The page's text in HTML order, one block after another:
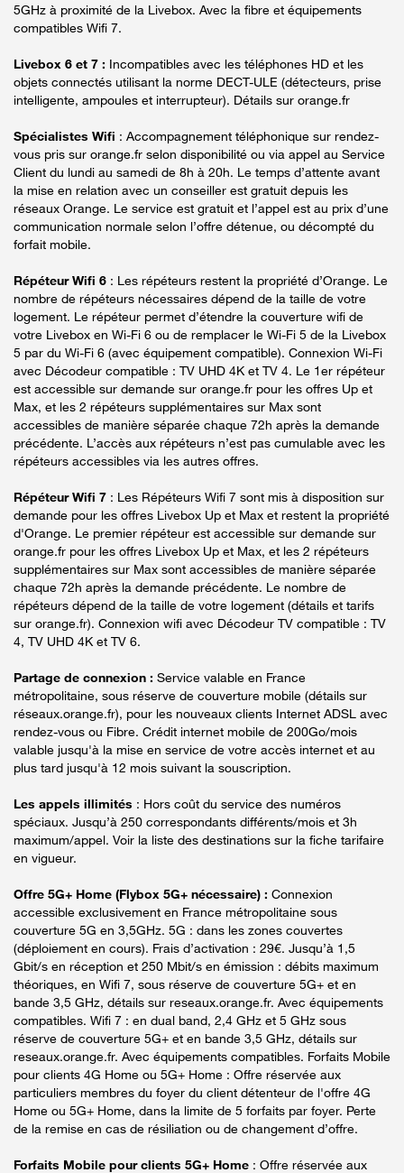
5GHz à proximité de la Livebox. Avec la fibre et équipements
compatibles Wifi 7.
Livebox 6 et 7 : Incompatibles avec les téléphones HD et les
objets connectés utilisant la norme DECT-ULE (détecteurs, prise
intelligente, ampoules et interrupteur). Détails sur orange.fr
Spécialistes Wifi : Accompagnement téléphonique sur rendez-
vous pris sur orange.fr selon disponibilité ou via appel au Service
Client du lundi au samedi de 8h à 20h. Le temps d’attente avant
la mise en relation avec un conseiller est gratuit depuis les
réseaux Orange. Le service est gratuit et l’appel est au prix d’une
communication normale selon l’offre détenue, ou décompté du
forfait mobile.
Répéteur Wifi 6 : Les répéteurs restent la propriété d’Orange. Le
nombre de répéteurs nécessaires dépend de la taille de votre
logement. Le répéteur permet d’étendre la couverture wifi de
votre Livebox en Wi-Fi 6 ou de remplacer le Wi-Fi 5 de la Livebox
5 par du Wi-Fi 6 (avec équipement compatible). Connexion Wi-Fi
avec Décodeur compatible : TV UHD 4K et TV 4. Le 1er répéteur
est accessible sur demande sur orange.fr pour les offres Up et
Max, et les 2 répéteurs supplémentaires sur Max sont
accessibles de manière séparée chaque 72h après la demande
précédente. L’accès aux répéteurs n’est pas cumulable avec les
répéteurs accessibles via les autres offres.
Répéteur Wifi 7 : Les Répéteurs Wifi 7 sont mis à disposition sur
demande pour les offres Livebox Up et Max et restent la propriété
d'Orange. Le premier répéteur est accessible sur demande sur
orange.fr pour les offres Livebox Up et Max, et les 2 répéteurs
supplémentaires sur Max sont accessibles de manière séparée
chaque 72h après la demande précédente. Le nombre de
répéteurs dépend de la taille de votre logement (détails et tarifs
sur orange.fr). Connexion wifi avec Décodeur TV compatible : TV
4, TV UHD 4K et TV 6.
Partage de connexion : Service valable en France
métropolitaine, sous réserve de couverture mobile (détails sur
réseaux.orange.fr), pour les nouveaux clients Internet ADSL avec
rendez-vous ou Fibre. Crédit internet mobile de 200Go/mois
valable jusqu'à la mise en service de votre accès internet et au
plus tard jusqu'à 12 mois suivant la souscription.
Les appels illimités : Hors coût du service des numéros
spéciaux. Jusqu’à 250 correspondants différents/mois et 3h
maximum/appel. Voir la liste des destinations sur la fiche tarifaire
en vigueur.
Offre 5G+ Home (Flybox 5G+ nécessaire) : Connexion
accessible exclusivement en France métropolitaine sous
couverture 5G en 3,5GHz. 5G : dans les zones couvertes
(déploiement en cours). Frais d’activation : 29€. Jusqu’à 1,5
Gbit/s en réception et 250 Mbit/s en émission : débits maximum
théoriques, en Wifi 7, sous réserve de couverture 5G+ et en
bande 3,5 GHz, détails sur reseaux.orange.fr. Avec équipements
compatibles. Wifi 7 : en dual band, 2,4 GHz et 5 GHz sous
réserve de couverture 5G+ et en bande 3,5 GHz, détails sur
reseaux.orange.fr. Avec équipements compatibles. Forfaits Mobile
pour clients 4G Home ou 5G+ Home : Offre réservée aux
particuliers membres du foyer du client détenteur de l'offre 4G
Home ou 5G+ Home, dans la limite de 5 forfaits par foyer. Perte
de la remise en cas de résiliation ou de changement d’offre.
Forfaits Mobile pour clients 5G+ Home : Offre réservée aux